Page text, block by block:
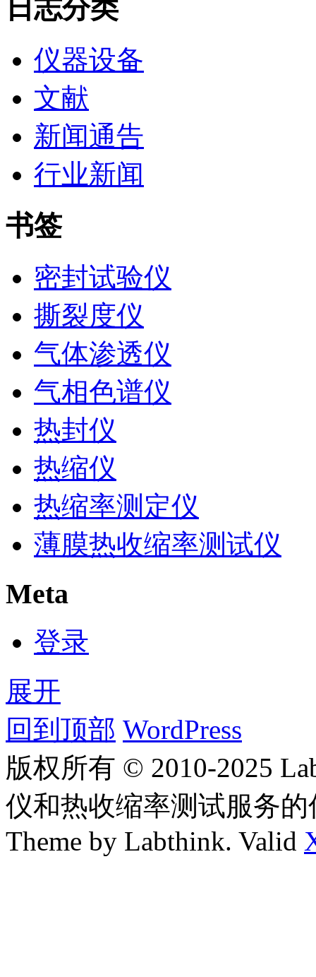
日志分类
仪器设备
文献
新闻通告
行业新闻
书签
密封试验仪
撕裂度仪
气体渗透仪
气相色谱仪
热封仪
热缩仪
热缩率测定仪
薄膜热收缩率测试仪
Meta
登录
展开
回到顶部 WordPress
版权所有 © 2010-2025
仪和热收缩率测试服务
Theme by Labthink. Valid